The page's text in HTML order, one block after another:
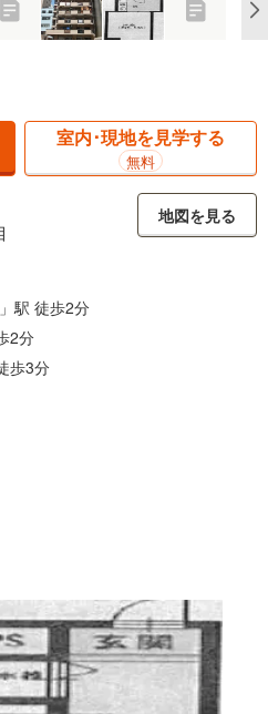
室内･現地を見学する
無料
地図を見る
駅 徒歩2分
2分
歩3分